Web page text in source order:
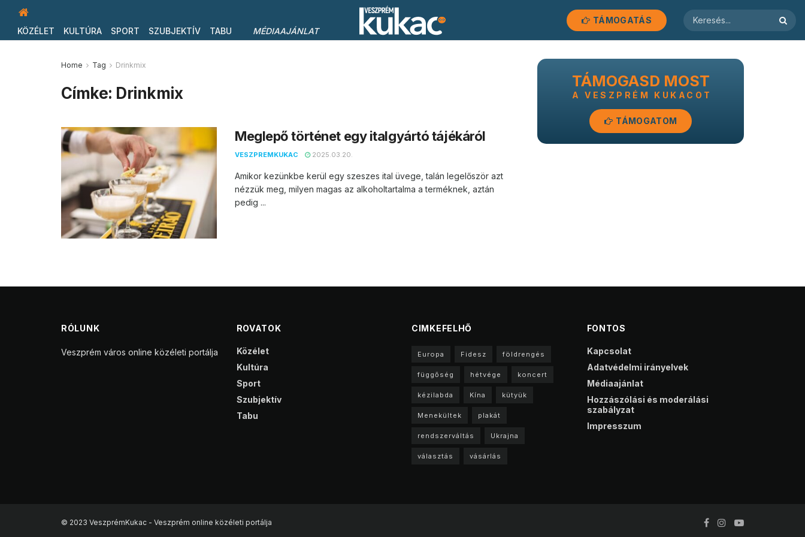
KÖZÉLET KULTÚRA SPORT SZUBJEKTÍV TABU MÉDIAAJÁNLAT
TÁMOGATÁS
Home Tag Drinkmix
Címke: Drinkmix
Meglepő történet egy italgyártó tájékáról
VESZPREMKUKAC 2025.03.20.
Amikor kezünkbe kerül egy szeszes ital üvege, talán legelőször azt
nézzük meg, milyen magas az alkoholtartalma a terméknek, aztán
pedig ...
TÁMOGASD MOST
A VESZPRÉM KUKACOT
TÁMOGATOM
RÓLUNK
Veszprém város online közéleti portálja
ROVATOK
Közélet
Kultúra
Sport
Szubjektív
Tabu
CIMKEFELHŐ
Europa Fidesz földrengés
függőség hétvége koncert
kézilabda Kína kütyük
Menekültek plakát
rendszerváltás Ukrajna
választás vásárlás
FONTOS
Kapcsolat
Adatvédelmi irányelvek
Médiaajánlat
Hozzászólási és moderálási
szabályzat
Impresszum
© 2023 VeszprémKukac - Veszprém online közéleti portálja